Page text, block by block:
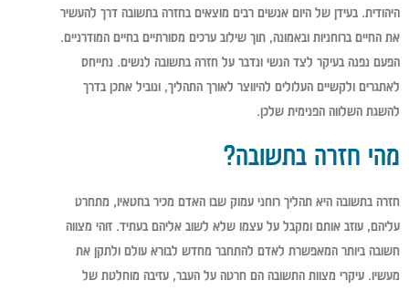
היהודית. בעידן של היום אנשים רבים מוצאים בחזרה בתשובה דרך להעשיר
את החיים ברוחניות ובאמונה, תוך שילוב ערכים מסורתיים בחיים המודרניים.
הפעם נפנה בעיקר לצד הנשי ונדבר על חזרה בתשובה לנשים. נתייחס
לאתגרים ולקשיים העלולים להיווצר לאורך התהליך, ונוביל אתכן בדרך
להשגת השלווה הפנימית שלכן.
מהי חזרה בתשובה?
חזרה בתשובה היא תהליך רוחני עמוק שבו האדם מכיר בחטאיו, מתחרט
עליהם, עוזב אותם ומקבל על עצמו שלא לשוב אליהם בעתיד. זוהי מצווה
חשובה ביותר המאפשרת לאדם להתחבר מחדש לבורא עולם ולתקן את
מעשיו. עיקרי מצוות התשובה הם חרטה על העבר, עזיבה מוחלטת של